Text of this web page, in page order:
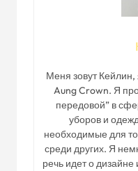
Меня зовут
Aung Crown. Я
передовой” в
уборов и
необходимые для
среди других. Я
речь идет о дизайне